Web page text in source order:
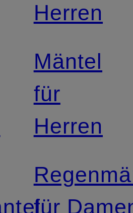
Herren
Mäntel
für
Herren
für